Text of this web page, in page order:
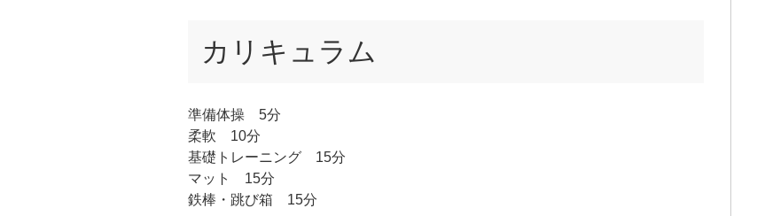
カリキュラム
準備体操 5分
柔軟 10分
基礎トレーニング 15分
マット 15分
鉄棒・跳び箱 15分